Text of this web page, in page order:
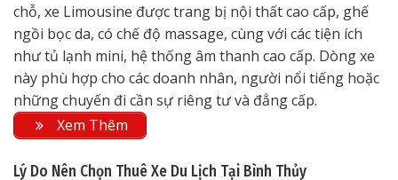
chỗ, xe Limousine được trang bị nội thất cao cấp, ghế
ngồi bọc da, có chế độ massage, cùng với các tiện ích
như tủ lạnh mini, hệ thống âm thanh cao cấp. Dòng xe
này phù hợp cho các doanh nhân, người nổi tiếng hoặc
những chuyến đi cần sự riêng tư và đẳng cấp.
Xem Thêm
Lý Do Nên Chọn Thuê Xe Du Lịch Tại Bình Thủy